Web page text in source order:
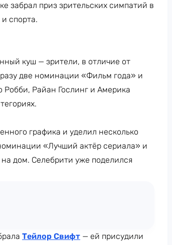
забрал приз зрительских симпатий в
спорта.
куш — зрители, в отличие от
две номинации «Фильм года» и
Робби, Райан Гослинг и Америка
графика и уделил несколько
«Лучший актёр сериала» и
дом. Селебрити уже поделился
Тейлор Свифт — ей присудили